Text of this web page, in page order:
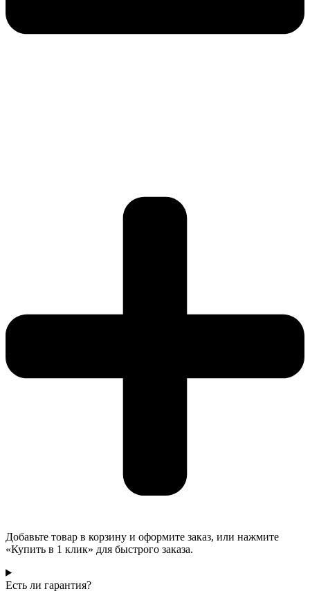
Добавьте товар в корзину и оформите заказ, или нажмите
«Купить в 1 клик» для быстрого заказа.
Есть ли гарантия?